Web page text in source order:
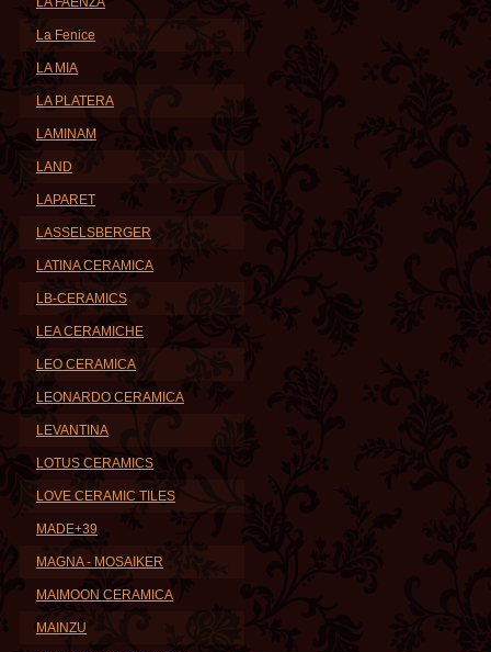
La Fenice
LA MIA
LA PLATERA
LAMINAM
LAND
LAPARET
LASSELSBERGER
LATINA CERAMICA
LB-CERAMICS
LEA CERAMICHE
LEO CERAMICA
LEONARDO CERAMICA
LEVANTINA
LOTUS CERAMICS
LOVE CERAMIC TILES
MADE+39
MAGNA - MOSAIKER
MAIMOON CERAMICA
MAINZU